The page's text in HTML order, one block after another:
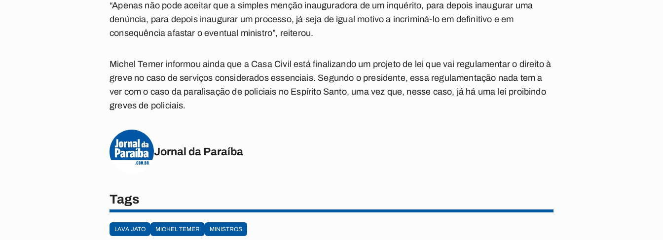
“Apenas não pode aceitar que a simples menção inauguradora de um inquérito, para depois inaugurar uma
denúncia, para depois inaugurar um processo, já seja de igual motivo a incriminá-lo em definitivo e em
consequência afastar o eventual ministro”, reiterou.
Michel Temer informou ainda que a Casa Civil está finalizando um projeto de lei que vai regulamentar o direito à
greve no caso de serviços considerados essenciais. Segundo o presidente, essa regulamentação nada tem a
ver com o caso da paralisação de policiais no Espírito Santo, uma vez que, nesse caso, já há uma lei proibindo
greves de policiais.
Jornal da Paraíba
Tags
LAVA JATO MICHEL TEMER MINISTROS